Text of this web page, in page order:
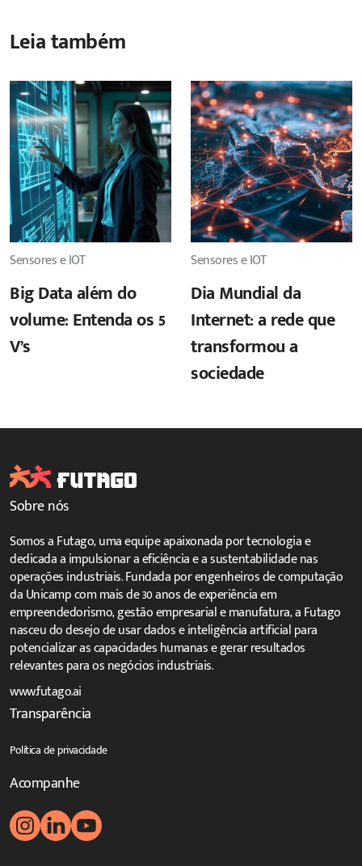
Leia também
Sensores e IOT
Big Data além do
volume: Entenda os 5
V’s
Sensores e IOT
Dia Mundial da
Internet: a rede que
transformou a
sociedade
Sobre nós
Somos a Futago, uma equipe apaixonada por tecnologia e
dedicada a impulsionar a eficiência e a sustentabilidade nas
operações industriais. Fundada por engenheiros de computação
da Unicamp com mais de 30 anos de experiência em
empreendedorismo, gestão empresarial e manufatura, a Futago
nasceu do desejo de usar dados e inteligência artificial para
potencializar as capacidades humanas e gerar resultados
relevantes para os negócios industriais.
www.futago.ai
Transparência
Política de privacidade
Acompanhe